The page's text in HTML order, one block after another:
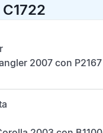
2007 con P2167